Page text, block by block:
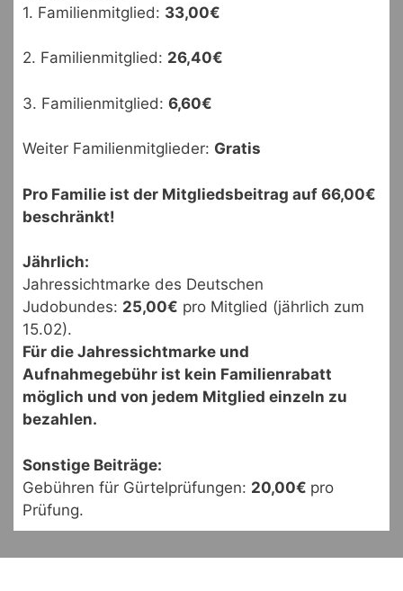
1. Familienmitglied: 33,00€
2. Familienmitglied: 26,40€
3. Familienmitglied: 6,60€
Weiter Familienmitglieder: Gratis
Pro Familie ist der Mitgliedsbeitrag auf 66,00€
beschränkt!
Jährlich:
Jahressichtmarke des Deutschen
Judobundes: 25,00€ pro Mitglied (jährlich zum
15.02).
Für die Jahressichtmarke und
Aufnahmegebühr ist kein Familienrabatt
möglich und von jedem Mitglied einzeln zu
bezahlen.
Sonstige Beiträge:
Gebühren für Gürtelprüfungen: 20,00€ pro
Prüfung.